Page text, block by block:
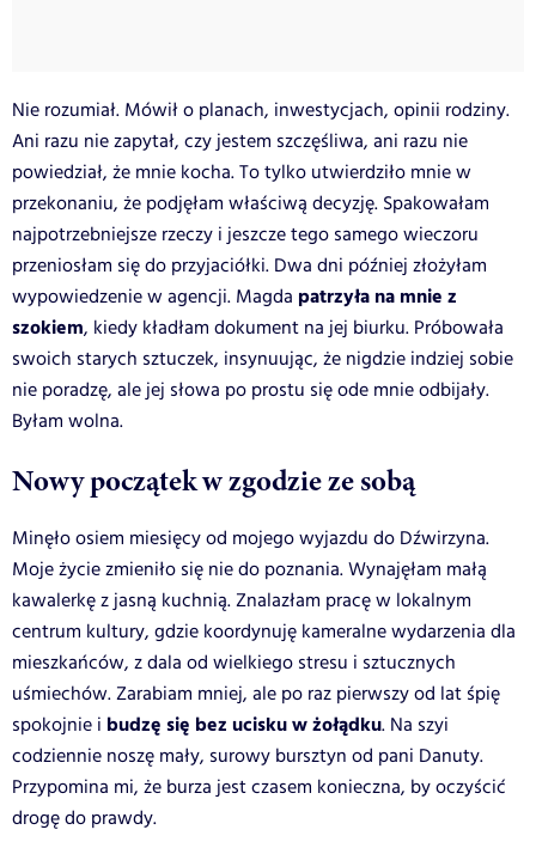
Nie rozumiał. Mówił o planach, inwestycjach, opinii rodziny.
Ani razu nie zapytał, czy jestem szczęśliwa, ani razu nie
powiedział, że mnie kocha. To tylko utwierdziło mnie w
przekonaniu, że podjęłam właściwą decyzję. Spakowałam
najpotrzebniejsze rzeczy i jeszcze tego samego wieczoru
przeniosłam się do przyjaciółki. Dwa dni później złożyłam
wypowiedzenie w agencji. Magda patrzyła na mnie z
szokiem, kiedy kładłam dokument na jej biurku. Próbowała
swoich starych sztuczek, insynuując, że nigdzie indziej sobie
nie poradzę, ale jej słowa po prostu się ode mnie odbijały.
Byłam wolna.
Nowy początek w zgodzie ze sobą
Minęło osiem miesięcy od mojego wyjazdu do Dźwirzyna.
Moje życie zmieniło się nie do poznania. Wynajęłam małą
kawalerkę z jasną kuchnią. Znalazłam pracę w lokalnym
centrum kultury, gdzie koordynuję kameralne wydarzenia dla
mieszkańców, z dala od wielkiego stresu i sztucznych
uśmiechów. Zarabiam mniej, ale po raz pierwszy od lat śpię
spokojnie i budzę się bez ucisku w żołądku. Na szyi
codziennie noszę mały, surowy bursztyn od pani Danuty.
Przypomina mi, że burza jest czasem konieczna, by oczyścić
drogę do prawdy.